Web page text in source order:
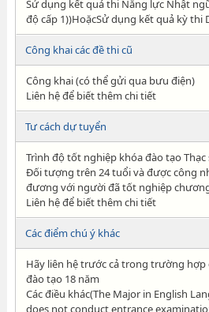
Sử dụng kết quả thi Năng lực Nhật
độ cấp 1))HoặcSử dụng kết quả kỳ thi
Công khai các đề thi cũ
Công khai (có thể gửi qua bưu điện)
Liên hệ để biết thêm chi tiết
Tư cách dự tuyển
Trình độ tốt nghiệp khóa đào tạo Thạc
Đối tượng trên 24 tuổi và được công
đương với người đã tốt nghiệp
Liên hệ để biết thêm chi tiết
Các điểm chú ý khác
Hãy liên hệ trước cả trong trường
đào tạo 18 năm
Các điều khác(The Major in English
does not conduct entrance